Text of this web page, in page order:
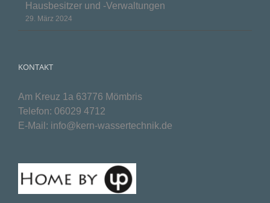
Hausbesitzer und -Verwaltungen
29. März 2024
KONTAKT
Am Kreuz 1a 63776 Mömbris
Telefon: 06029 4712
E-Mail: info@kern-wassertechnik.de